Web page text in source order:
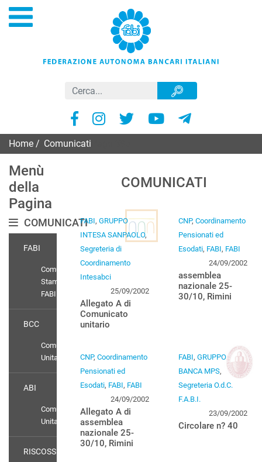
Home Comunicati
Menù
della
Pagina
COMUNICATI
FABI
Comunicati
Stampa
FABI
BCC
Comunicato
Unitario
ABI
Comunicato
Unitario
RISCOSSIONE
COMUNICATI
FABI, GRUPPO
INTESA SANPAOLO,
Segreteria di
Coordinamento
Intesabci
25/09/2002
Allegato A di
Comunicato
unitario
CNP, Coordinamento
Pensionati ed
Esodati, FABI, FABI
24/09/2002
assemblea
nazionale 25-
30/10, Rimini
CNP, Coordinamento
Pensionati ed
Esodati, FABI, FABI
24/09/2002
Allegato A di
assemblea
nazionale 25-
30/10, Rimini
FABI, GRUPPO
BANCA MPS,
Segreteria O.d.C.
F.A.B.I.
23/09/2002
Circolare n? 40